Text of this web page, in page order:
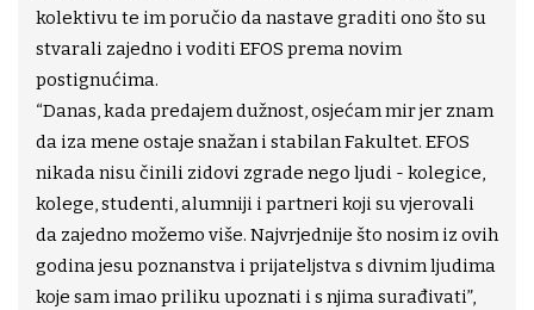
kolektivu te im poručio da nastave graditi ono što su
stvarali zajedno i voditi EFOS prema novim
postignućima.
“Danas, kada predajem dužnost, osjećam mir jer znam
da iza mene ostaje snažan i stabilan Fakultet. EFOS
nikada nisu činili zidovi zgrade nego ljudi - kolegice,
kolege, studenti, alumniji i partneri koji su vjerovali
da zajedno možemo više. Najvrjednije što nosim iz ovih
godina jesu poznanstva i prijateljstva s divnim ljudima
koje sam imao priliku upoznati i s njima surađivati”,